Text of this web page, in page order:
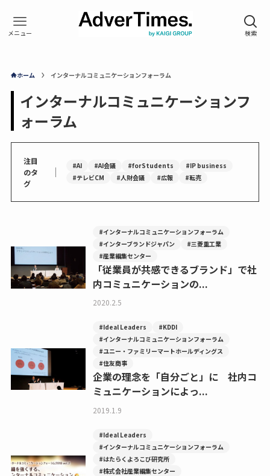
ホーム インターナルコミュニケーションフォーラム
インターナルコミュニケーションフ
ォーラム
注目
のタ
グ
｜ #AI #AI会議 #forStudents
#IP business
#テレビCM
#人財会議 #広報 #転売
#インターナルコミュニケーションフォーラム
#インターブランドジャパン
#三菱重工業
#産業編集センター
「従業員が共感できるブランド」で社
内コミュニケーションの...
2020.2.5
#Ideal Leaders
#KDDI
#インターナルコミュニケーションフォーラム
#ユニー・ファミリーマートホールディングス
#住友商事
企業の理念を「自分ごと」に 社内コ
ミュニケーションによっ...
2019.1.9
#Ideal Leaders
#インターナルコミュニケーションフォーラム
#はたらくよろこび研究所
#株式会社産業編集センター